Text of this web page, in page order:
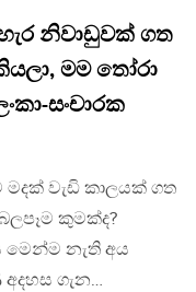
නිවාඩුවක් ගත
මම තෝරා
සංචාරක
වැඩි කාලයක් ගත
කුමක්ද?
මෙන්ම නැති අය
ගැන…